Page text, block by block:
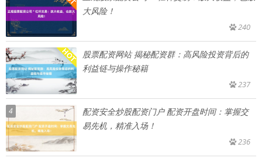
大风险！
240
股票配资网站 揭秘配资群：高风险投资背后的
利益链与操作秘籍
237
4
配资安全炒股配资门户 配资开盘时间：掌握交
易先机，精准入场！
236